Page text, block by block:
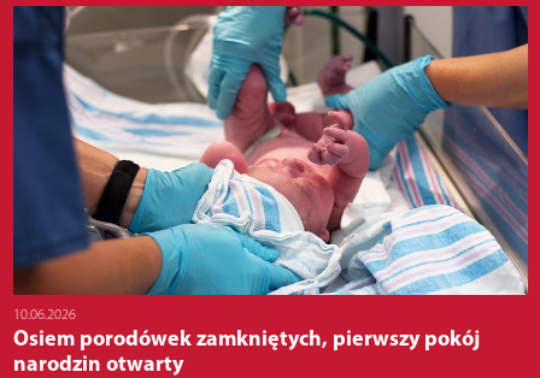
10.06.2026
Osiem porodówek zamkniętych, pierwszy pokój
narodzin otwarty